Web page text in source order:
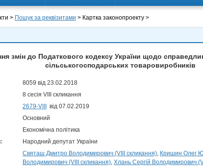
> Пошук за реквізитами > Картка законопроекту >
змін до Податкового кодексу України щодо
сільськогосподарських товаровиробників
8059 від 23.02.2018
8 сесія VIII скликання
2679-VIII
від 07.02.2019
Основний
Економічна політика
Народний депутат України
Святаш Дмитро Володимирович (VIII скликання) Кришин Олег
Володимирович (VIII скликання) Хлань Сергій Володимирович